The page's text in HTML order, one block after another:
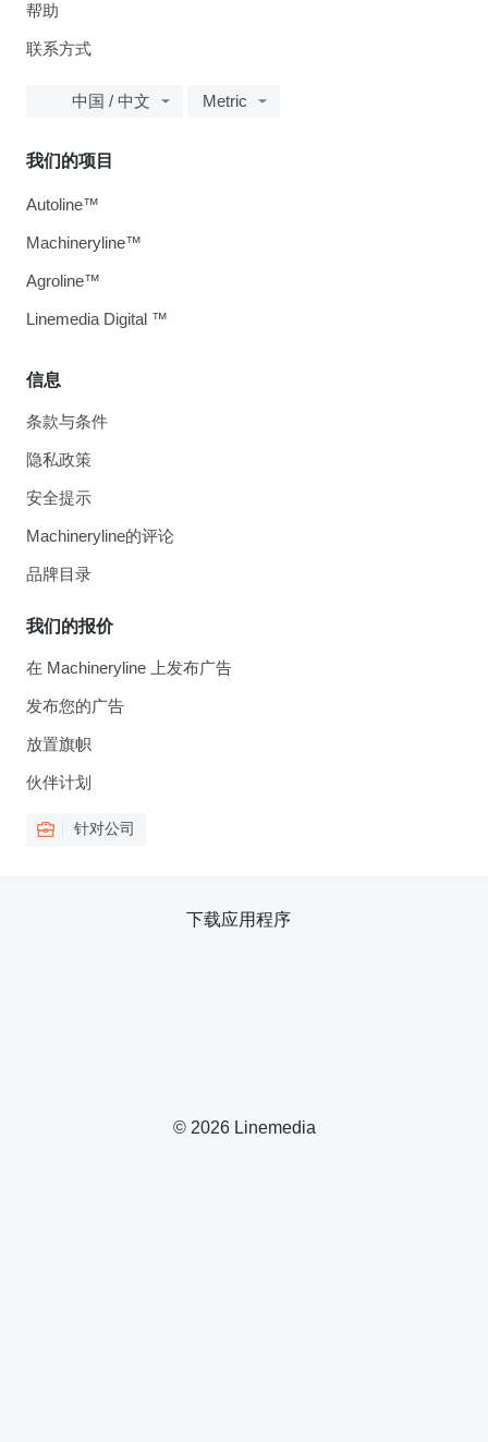
帮助
联系方式
中国 / 中文 Metric
信息
条款与条件
隐私政策
安全提示
Machineryline的评论
品牌目录
我们的报价
在 Machineryline 上发布广告
发布您的广告
放置旗帜
伙伴计划
针对公司
我们的项目
Autoline™
Machineryline™
Agroline™
Linemedia Digital ™
© 2026 Linemedia
下载应用程序